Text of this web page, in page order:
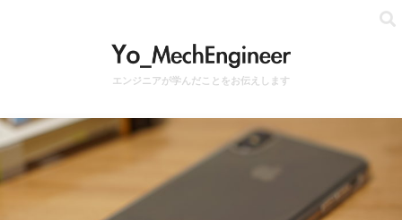
エンジニアが学んだことをお伝えします